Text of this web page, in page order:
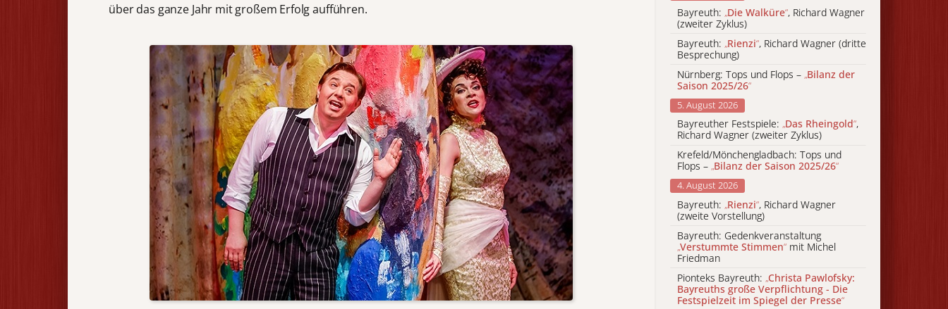
über das ganze Jahr mit großem Erfolg aufführen.
Bayreuth: „Die Walküre“, Richard Wagner
(zweiter Zyklus)
Bayreuth: „Rienzi“, Richard Wagner (dritte
Besprechung)
Nürnberg: Tops und Flops – „Bilanz der
Saison 2025/26“
5. August 2026
Bayreuther Festspiele: „Das Rheingold“,
Richard Wagner (zweiter Zyklus)
Krefeld/Mönchengladbach: Tops und
Flops – „Bilanz der Saison 2025/26“
4. August 2026
Bayreuth: „Rienzi“, Richard Wagner
(zweite Vorstellung)
Bayreuth: Gedenkveranstaltung
„Verstummte Stimmen“ mit Michel
Friedman
Pionteks Bayreuth: „Christa Pawlofsky:
Bayreuths große Verpflichtung - Die
Festspielzeit im Spiegel der Presse“